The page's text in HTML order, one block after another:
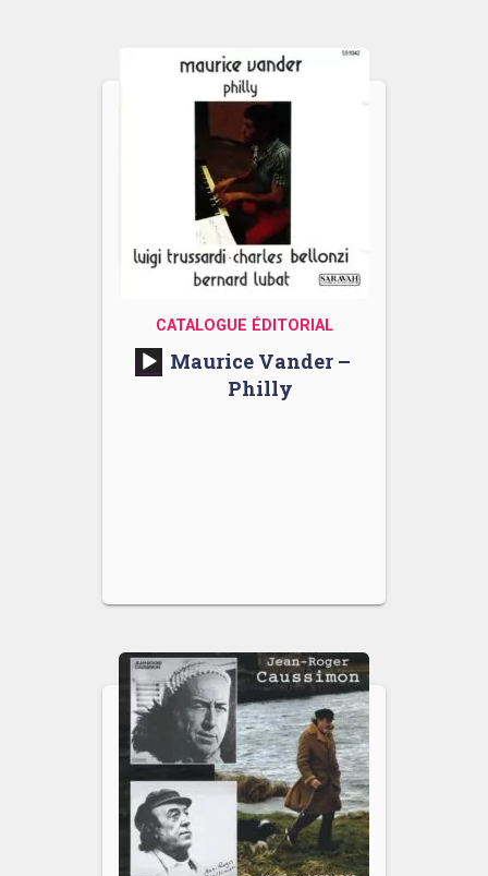
CATALOGUE ÉDITORIAL
Lecteur
audio
Maurice Vander –
Philly